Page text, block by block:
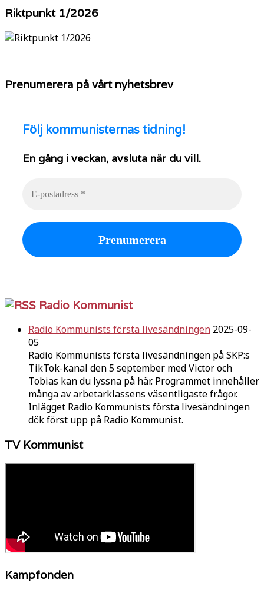
Riktpunkt 1/2026
Prenumerera på vårt nyhetsbrev
Följ kommunisternas tidning!
En gång i veckan, avsluta när du vill.
Radio Kommunist
Radio Kommunists första livesändningen 2025-09-
05
Radio Kommunists första livesändningen på SKP:s
TikTok-kanal den 5 september med Victor och
Tobias kan du lyssna på här. Programmet innehåller
många av arbetarklassens väsentligaste frågor.
Inlägget Radio Kommunists första livesändningen
dök först upp på Radio Kommunist.
TV Kommunist
Kampfonden